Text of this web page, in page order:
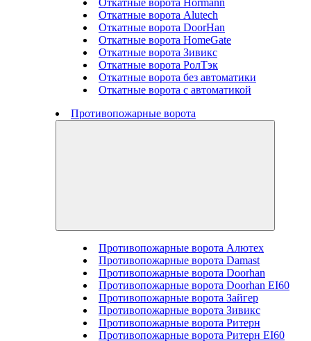
Откатные ворота Hormann
Откатные ворота Alutech
Откатные ворота DoorHan
Откатные ворота HomeGate
Откатные ворота Зивикс
Откатные ворота РолТэк
Откатные ворота без автоматики
Откатные ворота с автоматикой
Противопожарные ворота
Противопожарные ворота Алютех
Противопожарные ворота Damast
Противопожарные ворота Doorhan
Противопожарные ворота Doorhan EI60
Противопожарные ворота Зайгер
Противопожарные ворота Зивикс
Противопожарные ворота Ритерн
Противопожарные ворота Ритерн EI60